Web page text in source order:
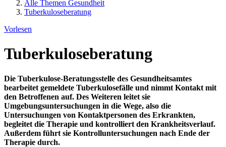
Alle Themen Gesundheit
Tuberkuloseberatung
Vorlesen
Tuberkuloseberatung
Die Tuberkulose-Beratungsstelle des Gesundheitsamtes
bearbeitet gemeldete Tuberkulosefälle und nimmt Kontakt mit
den Betroffenen auf. Des Weiteren leitet sie
Umgebungsuntersuchungen in die Wege, also die
Untersuchungen von Kontaktpersonen des Erkrankten,
begleitet die Therapie und kontrolliert den Krankheitsverlauf.
Außerdem führt sie Kontrolluntersuchungen nach Ende der
Therapie durch.